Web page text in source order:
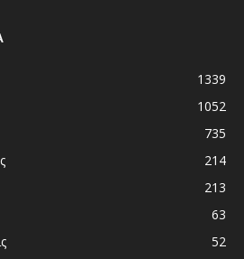
1339
1052
735
214
213
63
52